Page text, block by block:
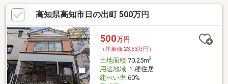
ん等で住宅の建築が可能です♪
高知県高知市日の出町 500万円
500万円
（坪単価:23.53万円）
土地面積70.25m2
用途地域１種住居
建ぺい率60%